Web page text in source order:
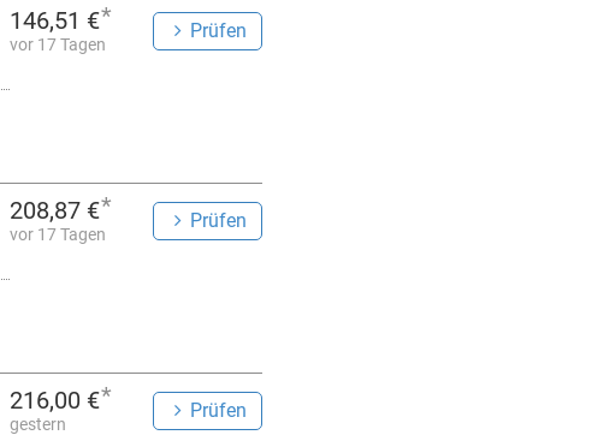
146,51 €*
vor 17 Tagen
Prüfen
208,87 €*
vor 17 Tagen
Prüfen
216,00 €*
gestern
Prüfen